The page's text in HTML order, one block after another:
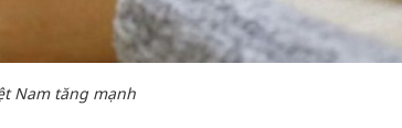
Nam tăng mạnh